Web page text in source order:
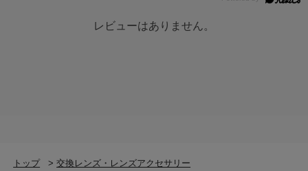
レビューはありません。
トップ >交換レンズ・レンズアクセサリー